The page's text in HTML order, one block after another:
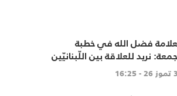
فضل الله في خطبة
الجمعة: نريد للعلاقة بين اللّبنانيّين
تبنى على الاحترام المتبادل،
الوطنيّ الجامع